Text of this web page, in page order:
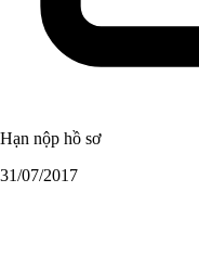
Hạn nộp hồ sơ
31/07/2017